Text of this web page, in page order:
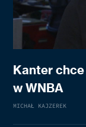
Kanter
w WNBA
MICHAŁ KAJZEREK